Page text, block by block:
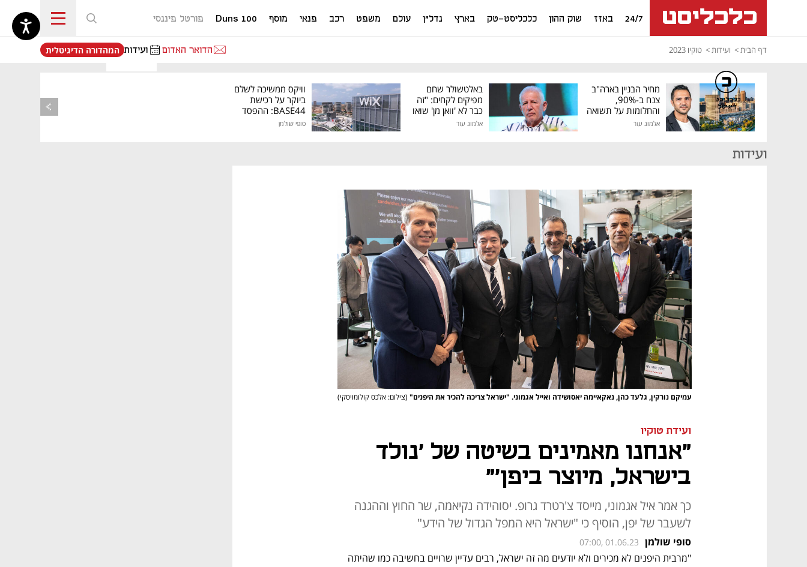
24/7 באזז שוק ההון כלכליסט-טק בארץ נדל"ן עולם משפט רכב פנאי מוסף Duns 100 פורטל פיננסי
דף הבית ועידות טוקיו 2023 הדואר האדום ועידות
נפתח בכרטיסייה חדשה
המהדורה הדיגיטלית
מחיר הבניין בארה"ב
צנח ב-90%,
והחלומות על תשואה
גבוהה התנפצו
אלמוג עזר
באלטשולר שחם
מפיקים לקחים: "זה
כבר לא 'וואן מן' שואו
של גילעד"
אלמוג עזר
וויקס ממשיכה לשלם
ביוקר על רכישת
BASE44: ההפסד
סופי שולמן
ועידות
עמיקם נורקין, גלעד כהן, נאקאיימה יאסושידה ואייל אגמוני. "ישראל צריכה להכיר את היפנים" (צילום: אלכס קולומויסקי)
כלכליסט
דיגיטל
ועידת טוקיו
"אנחנו מאמינים בשיטה של 'נולד
בישראל, מיוצר ביפן'"
כך אמר איל אגמוני, מייסד צ'רטרד גרופ. יסוהידה נקיאמה, שר החוץ וההגנה
לשעבר של יפן, הוסיף כי "ישראל היא המפל הגדול של הידע"
סופי שולמן 07:00, 01.06.23